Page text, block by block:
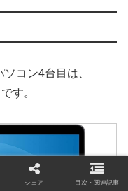
コン4台目は、
です。
シェア 目次・関連記事